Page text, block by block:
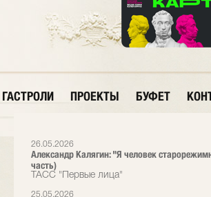
ГАСТРОЛИ ПРОЕКТЫ БУФЕТ
26.05.2026
Александр Калягин: "Я человек
часть)
ТАСС "Первые лица"
25.05.2026